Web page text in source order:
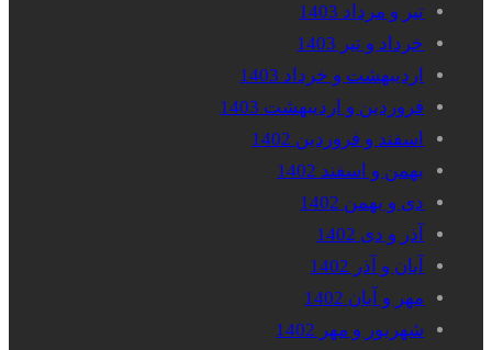
تیر و مرداد 1403
خرداد و تیر 1403
اردیبهشت و خرداد 1403
فروردین و اردیبهشت 1403
اسفند و فروردین 1402
بهمن و اسفند 1402
دی و بهمن 1402
آذر و دی 1402
آبان و آذر 1402
مهر و آبان 1402
شهریور و مهر 1402